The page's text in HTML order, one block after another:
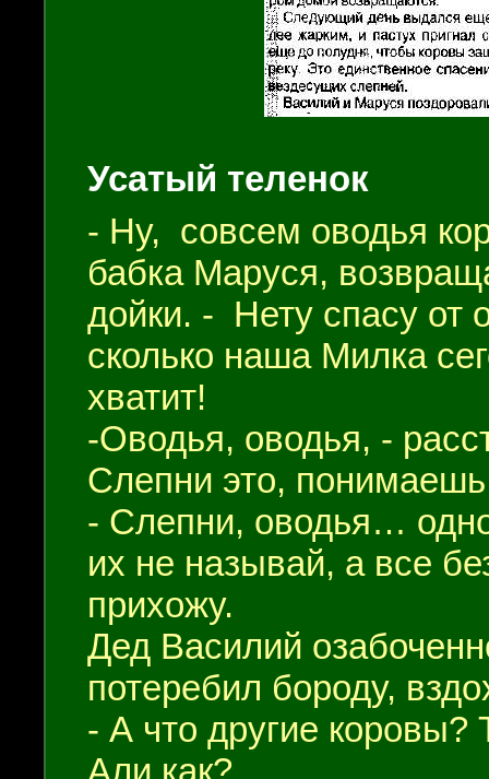
Усатый теленок
- Ну, совсем оводья
бабка Маруся,
дойки. - Нету спасу от
сколько наша Милка
хватит!
-Оводья, оводья, -
Слепни это,
- Слепни, оводья…
их не называй, а все
прихожу.
Дед Василий
потеребил бороду,
- А что другие
Али как?